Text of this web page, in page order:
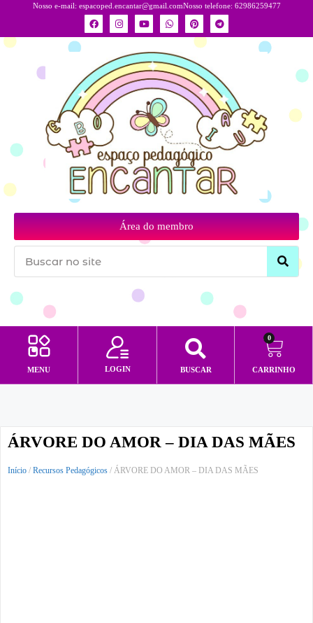
Nosso e-mail: espacoped.encantar@gmail.comNosso telefone: 62986259477
Área do membro
MENU LOGIN BUSCAR
0
CARRINHO
ÁRVORE DO AMOR – DIA DAS MÃES
Início / Recursos Pedagógicos / ÁRVORE DO AMOR – DIA DAS MÃES